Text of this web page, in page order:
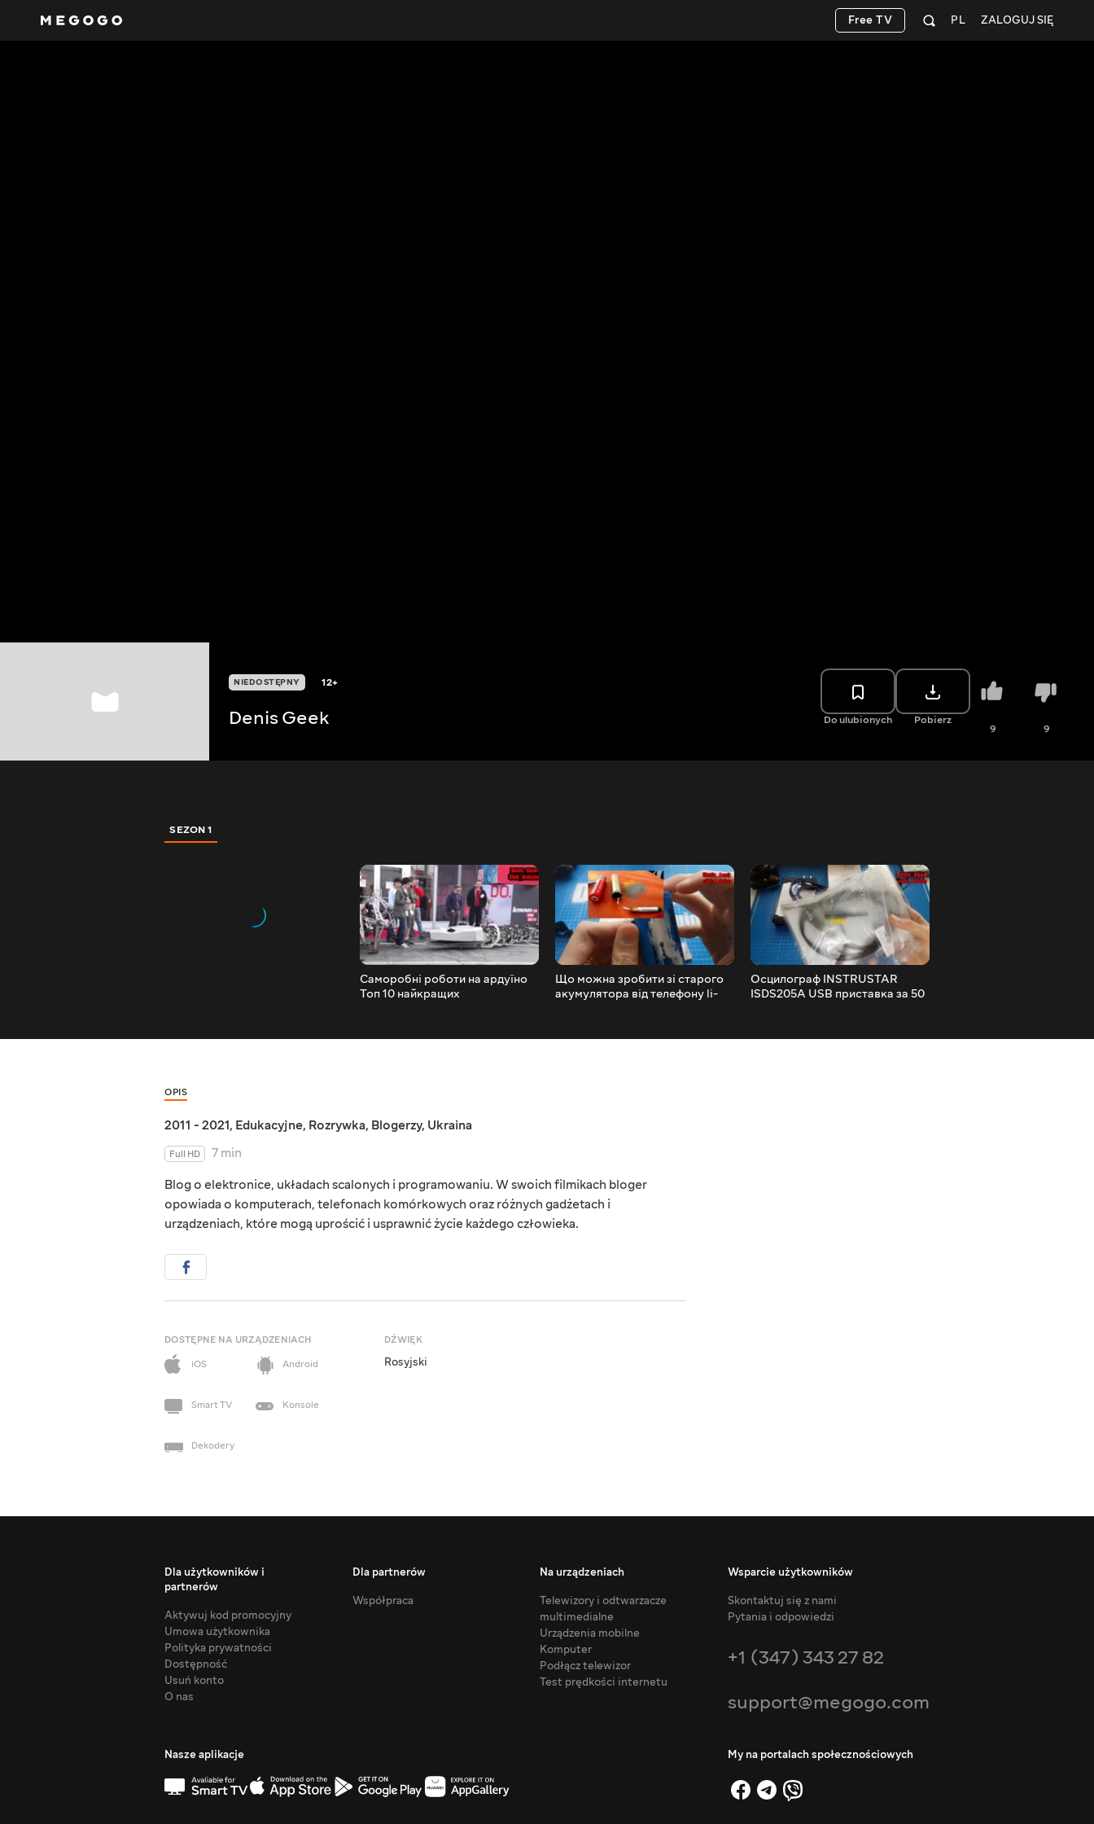
ZALOGUJ SIĘ
PL
Free TV
NIEDOSTĘPNY 12+
Denis Geek Do ulubionych Pobierz
9 9
SEZON 1
Саморобні роботи на ардуїно
Топ 10 найкращих
Що можна зробити зі старого
акумулятора від телефону li-
Осцилограф INSTRUSTAR
ISDS205A USB приставка за 50
OPIS
2011 - 2021, Edukacyjne, Rozrywka, Blogerzy, Ukraina
Full HD
7 min
Blog o elektronice, układach scalonych i programowaniu. W swoich filmikach bloger
opowiada o komputerach, telefonach komórkowych oraz różnych gadżetach i
urządzeniach, które mogą uprościć i usprawnić życie każdego człowieka.
DOSTĘPNE NA URZĄDZENIACH
iOS
Android
Smart TV Konsole
Dekodery
DŹWIĘK
Rosyjski
Dla użytkowników i
partnerów
Aktywuj kod promocyjny
Umowa użytkownika
Polityka prywatności
Dostępność
Usuń konto
O nas
Dla partnerów
Współpraca
Na urządzeniach
Telewizory i odtwarzacze
multimedialne
Urządzenia mobilne
Komputer
Podłącz telewizor
Test prędkości internetu
Wsparcie użytkowników
Skontaktuj się z nami
Pytania i odpowiedzi
+1 (347) 343 27 82
support@megogo.com
Nasze aplikacje My na portalach społecznościowych